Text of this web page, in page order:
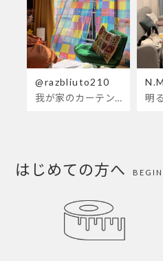
@razbliuto210
我が家のカーテンが新しくなりました🌼早起きが超絶苦手な私が、思わず朝カーテンを開けて光合成するようになったステンドグラスカーテン…！
はじめての方へ